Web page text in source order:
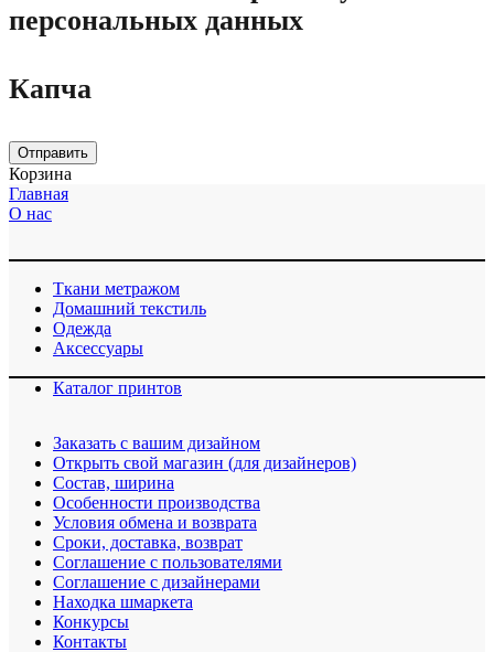
персональных данных
Капча
Отправить
Корзина
Главная
О нас
Ткани метражом
Домашний текстиль
Одежда
Аксессуары
Каталог принтов
Заказать с вашим дизайном
Открыть свой магазин (для дизайнеров)
Cостав, ширина
Особенности производства
Условия обмена и возврата
Сроки, доставка, возврат
Соглашение с пользователями
Соглашение с дизайнерами
Находка шмаркета
Конкурсы
Контакты